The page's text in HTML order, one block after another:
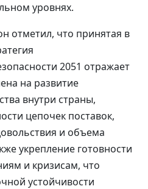
уровнях.
отметил, что принятая в
2051 отражает
на развитие
внутри страны,
цепочек поставок,
и объема
укрепление готовности
и кризисам, что
устойчивости